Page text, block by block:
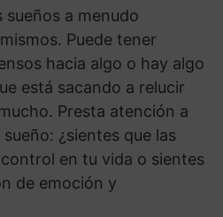
sueños a menudo
Puede tener
hacia algo o hay algo
está sacando a relucir
Presta atención a
¿sientes que las
en tu vida o sientes
de emoción y